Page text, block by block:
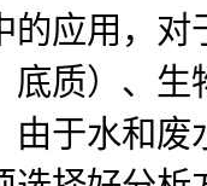
的应用，
底质）、
由于水和